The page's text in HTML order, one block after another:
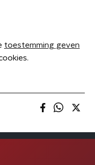
toestemming geven